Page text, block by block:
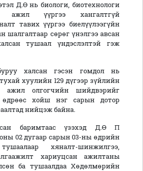
Д.Ө нь биологи, биотехнологи
ажил үүргээ хангалтгүй
тавих үүргээ биелүүлээгүйн
шалгалтаар сөрөг үнэлгээ авсан
тушаал үндэслэлтэй гэж
халсан гэсэн гомдол нь
хуулийн 129 дүгээр зүйлийн
ажил олгогчийн шийдвэрийг
өдрөөс хойш нэг сарын дотор
нийцэж байна.
баримтаас үзэхэд Д.Ө П
02 дугаар сарын 03-ны өдрийн
хяналт-шинжилгээ,
хариуцсан ажилтаны
ба тушаалдаа Хөдөлмөрийн